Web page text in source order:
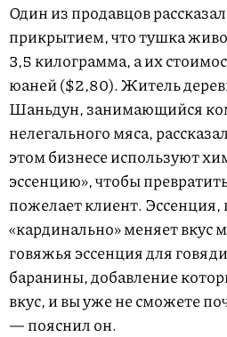
Один из продавцов
прикрытием, что тушка
3,5 килограмма, а их
юаней ($2,80). Житель
Шаньдун, занимающийся
нелегального мяса,
этом бизнесе используют
эссенцию», чтобы
пожелает клиент. Эссенция,
«кардинально» меняет вкус
говяжья эссенция для
баранины, добавление
вкус, и вы уже не сможете
— пояснил он.